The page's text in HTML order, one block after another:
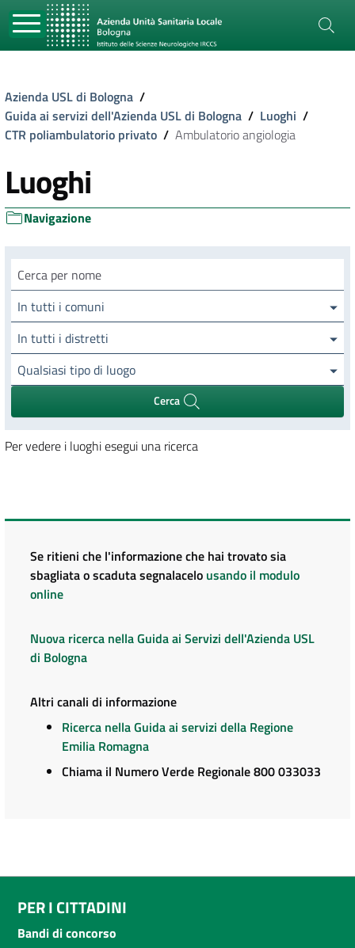
Azienda USL di Bologna /
Guida ai servizi dell'Azienda USL di Bologna / Luoghi /
CTR poliambulatorio privato / Ambulatorio angiologia
Luoghi
Navigazione
Cerca luogo
In tutti i comuni
In tutti i distretti
Qualsiasi tipo di luogo
Cerca
Per vedere i luoghi esegui una ricerca
Se ritieni che l'informazione che hai trovato sia
sbagliata o scaduta segnalacelo usando il modulo
online
Nuova ricerca nella Guida ai Servizi dell'Azienda USL
di Bologna
Altri canali di informazione
Ricerca nella Guida ai servizi della Regione
Emilia Romagna
Chiama il Numero Verde Regionale 800 033033
PER I CITTADINI
Bandi di concorso